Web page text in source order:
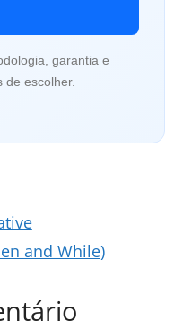
garantia e
de escolher.
and While)